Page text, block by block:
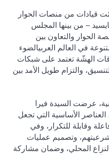
قيادات من منصات الحوار
– من بينها المجلس
الحوار والتعاون بين
في العالم العربيالضوء
الهشّة تعتمد على شبكات
والتزام طويل الأمد بين
عرضت السيدة فيرا
العناصر الأساسية التي تجعل
وقابلة للتكرار، وفي
وتصميم عمليات
المحلي، وضمان مشاركة